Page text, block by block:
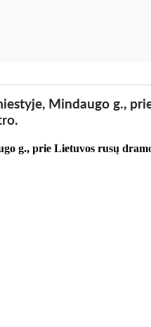
Mindaugo g.,
g., prie Lietuvos rusų